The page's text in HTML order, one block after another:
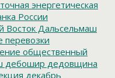
энергетическая
России
Восток Дальсельмаш
перевозки
общественный
дебошир дедовщина
декабрь